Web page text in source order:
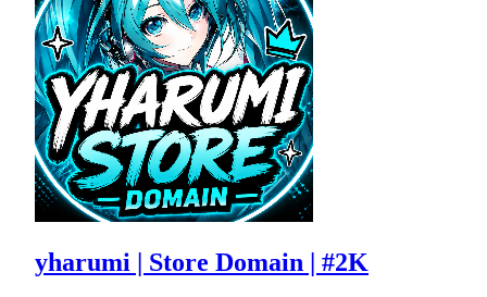
yharumi | Store Domain | #2K